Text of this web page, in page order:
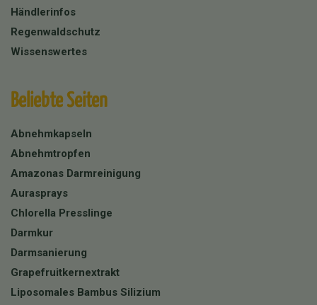
Händlerinfos
Regenwaldschutz
Wissenswertes
Beliebte Seiten
Abnehmkapseln
Abnehmtropfen
Amazonas Darmreinigung
Aurasprays
Chlorella Presslinge
Darmkur
Darmsanierung
Grapefruitkernextrakt
Liposomales Bambus Silizium